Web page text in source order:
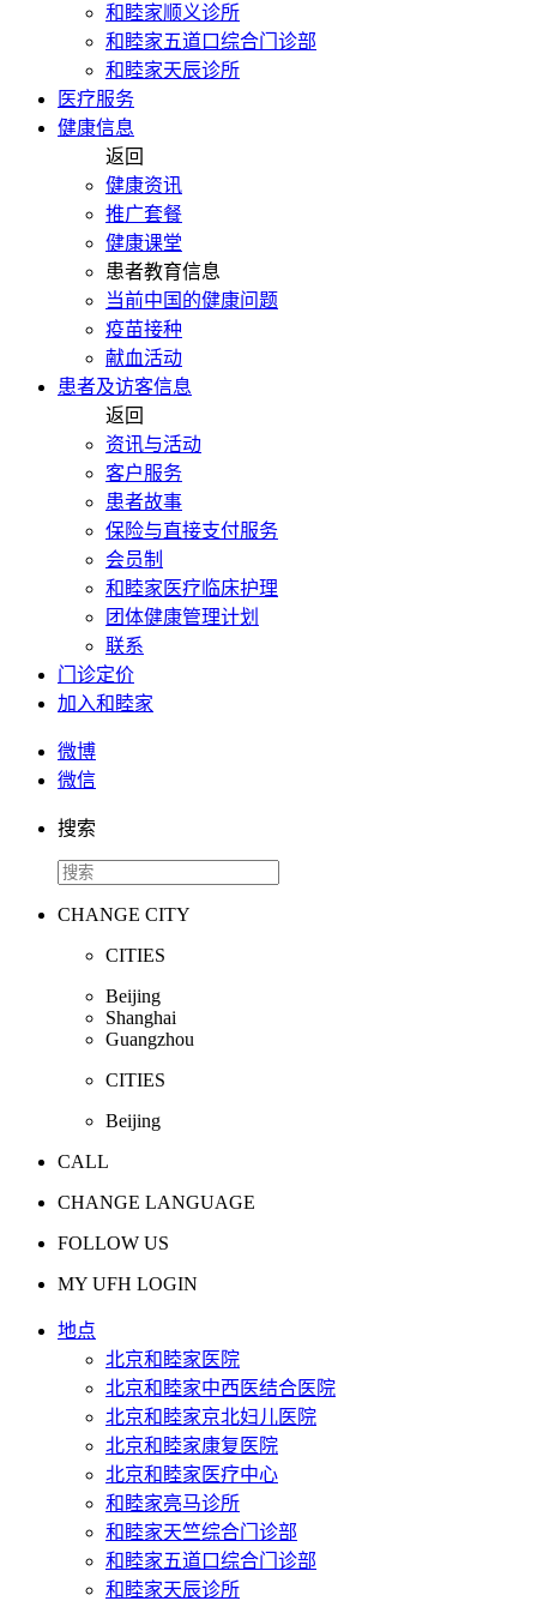
和睦家顺义诊所
和睦家五道口综合门诊部
和睦家天辰诊所
医疗服务
健康信息
返回
健康资讯
推广套餐
健康课堂
患者教育信息
当前中国的健康问题
疫苗接种
献血活动
患者及访客信息
返回
资讯与活动
客户服务
患者故事
保险与直接支付服务
会员制
和睦家医疗临床护理
团体健康管理计划
联系
门诊定价
加入和睦家
微博
微信
搜索
CHANGE CITY
CITIES
Beijing
Shanghai
Guangzhou
CITIES
Beijing
CALL
CHANGE LANGUAGE
FOLLOW US
MY UFH LOGIN
地点
北京和睦家医院
北京和睦家中西医结合医院
北京和睦家京北妇儿医院
北京和睦家康复医院
北京和睦家医疗中心
和睦家亮马诊所
和睦家天竺综合门诊部
和睦家五道口综合门诊部
和睦家天辰诊所